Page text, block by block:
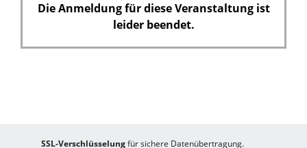
Die Anmeldung für diese Veranstaltung ist
leider beendet.
SSL-Verschlüsselungfür sichere Datenübertragung.